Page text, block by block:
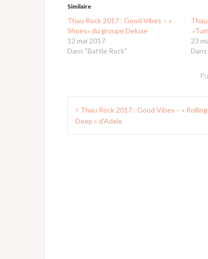
Similaire
Thau Rock 2017 : Good Vibes – «
Shoes» du groupe Deluxe
12 mai 2017
Dans "Battle Rock"
23
Navigation
de Thau Rock 2017 : Good Vibes – «
Deep » d’Adele